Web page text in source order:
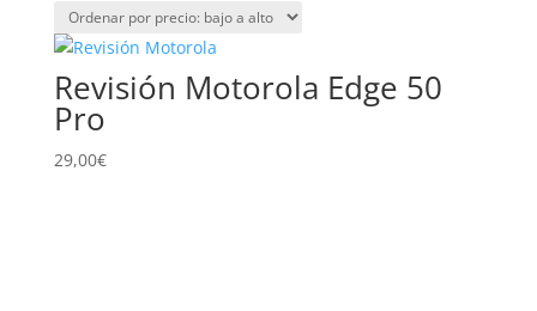
por
a
Revisión Motorola Edge 50
Pro
29,00€